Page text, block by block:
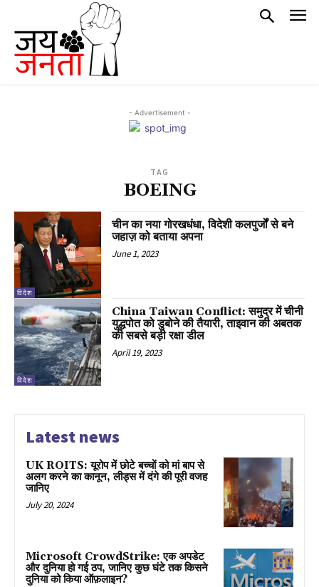
- Advertisement -
TAG
BOEING
विदेश
चीन का नया गोरखधंधा, विदेशी कलपुर्जों से बने
जहाज़ को बताया अपना
June 1, 2023
विदेश
China Taiwan Conflict: समुद्र में चीनी
युद्धपोत को डुबोने की तैयारी, ताइवान की अबतक
की सबसे बड़ी रक्षा डील
April 19, 2023
Latest news
UK ROITS: यूरोप में छोटे बच्चों को मां बाप से
अलग करने का कानून, लीड्स में दंगे की पूरी वजह
जानिए
July 20, 2024
Microsoft CrowdStrike: एक अपडेट
और दुनिया हो गई ठप, जानिए कुछ घंटे तक किसने
दुनिया को किया ऑफ़लाइन?